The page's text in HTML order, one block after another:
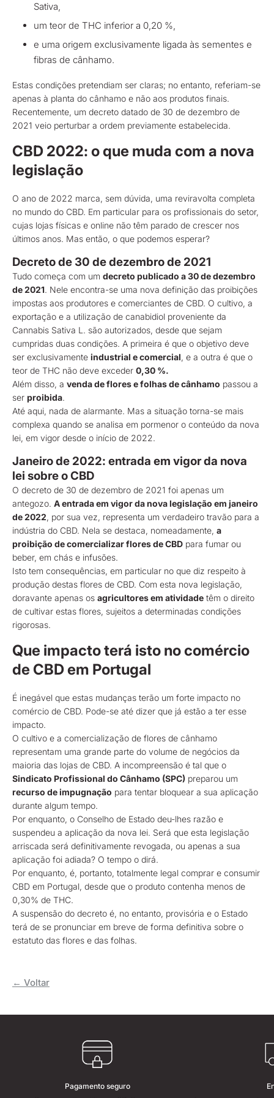
Sativa,
um teor de THC inferior a 0,20 %,
e uma origem exclusivamente ligada às sementes e
fibras de cânhamo.
Estas condições pretendiam ser claras; no entanto, referiam-se
apenas à planta do cânhamo e não aos produtos finais.
Recentemente, um decreto datado de 30 de dezembro de
2021 veio perturbar a ordem previamente estabelecida.
CBD 2022: o que muda com a nova
legislação
O ano de 2022 marca, sem dúvida, uma reviravolta completa
no mundo do CBD. Em particular para os profissionais do setor,
cujas lojas físicas e online não têm parado de crescer nos
últimos anos. Mas então, o que podemos esperar?
Decreto de 30 de dezembro de 2021
Tudo começa com um decreto publicado a 30 de dezembro
de 2021. Nele encontra-se uma nova definição das proibições
impostas aos produtores e comerciantes de CBD. O cultivo, a
exportação e a utilização de canabidiol proveniente da
Cannabis Sativa L. são autorizados, desde que sejam
cumpridas duas condições. A primeira é que o objetivo deve
ser exclusivamente industrial e comercial, e a outra é que o
teor de THC não deve exceder 0,30 %.
Além disso, a venda de flores e folhas de cânhamo passou a
ser proibida.
Até aqui, nada de alarmante. Mas a situação torna-se mais
complexa quando se analisa em pormenor o conteúdo da nova
lei, em vigor desde o início de 2022.
Janeiro de 2022: entrada em vigor da nova
lei sobre o CBD
O decreto de 30 de dezembro de 2021 foi apenas um
antegozo. A entrada em vigor da nova legislação em janeiro
de 2022, por sua vez, representa um verdadeiro travão para a
indústria do CBD. Nela se destaca, nomeadamente, a
proibição de comercializar flores de CBD para fumar ou
beber, em chás e infusões.
Isto tem consequências, em particular no que diz respeito à
produção destas flores de CBD. Com esta nova legislação,
doravante apenas os agricultores em atividade têm o direito
de cultivar estas flores, sujeitos a determinadas condições
rigorosas.
Que impacto terá isto no comércio
de CBD em Portugal
É inegável que estas mudanças terão um forte impacto no
comércio de CBD. Pode-se até dizer que já estão a ter esse
impacto.
O cultivo e a comercialização de flores de cânhamo
representam uma grande parte do volume de negócios da
maioria das lojas de CBD. A incompreensão é tal que o
Sindicato Profissional do Cânhamo (SPC) preparou um
recurso de impugnação para tentar bloquear a sua aplicação
durante algum tempo.
Por enquanto, o Conselho de Estado deu-lhes razão e
suspendeu a aplicação da nova lei. Será que esta legislação
arriscada será definitivamente revogada, ou apenas a sua
aplicação foi adiada? O tempo o dirá.
Por enquanto, é, portanto, totalmente legal comprar e consumir
CBD em Portugal, desde que o produto contenha menos de
0,30% de THC.
A suspensão do decreto é, no entanto, provisória e o Estado
terá de se pronunciar em breve de forma definitiva sobre o
estatuto das flores e das folhas.
← Voltar
Pagamento seguro